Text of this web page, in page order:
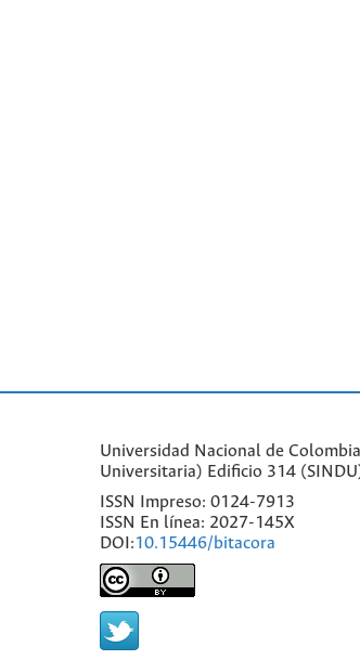
Universidad Nacional de
Universitaria) Edificio 314
ISSN Impreso: 0124-7913
ISSN En línea: 2027-145X
DOI:10.15446/bitacora